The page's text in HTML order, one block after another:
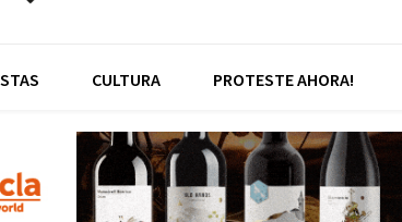
CULTURA PROTESTE AHORA!